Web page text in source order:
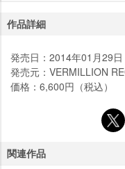
作品詳細
発売日：2014年01月29日
発売元：VERMILLION
価格：6,600円（税込）
関連作品